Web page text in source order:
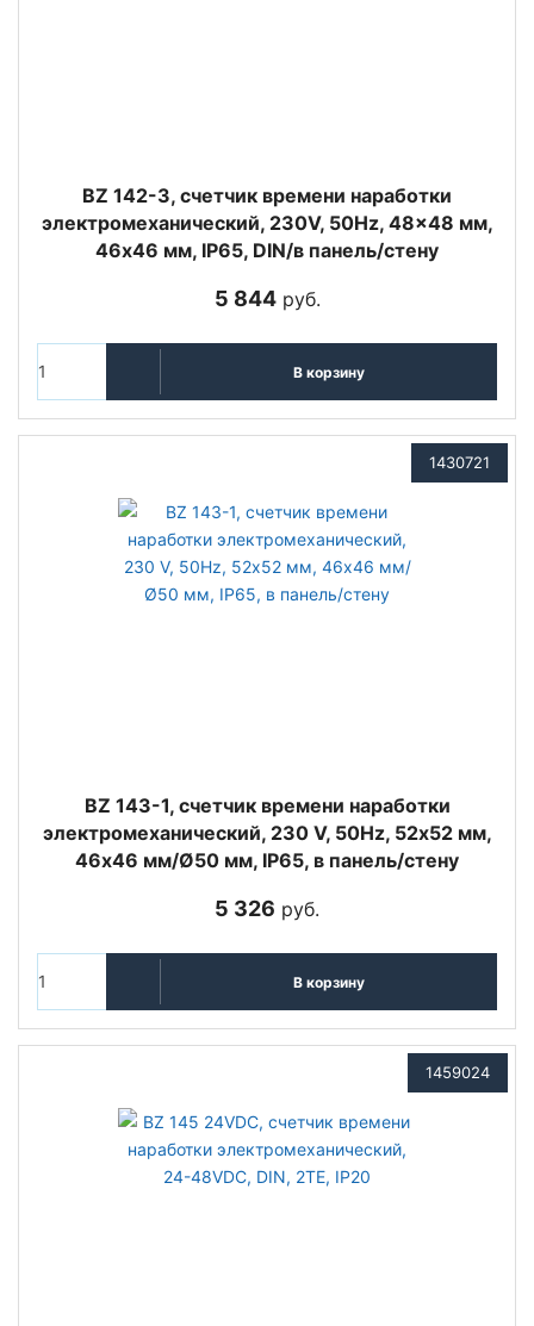
BZ 142-3, счетчик времени наработки
электромеханический, 230V, 50Hz, 48x48 мм,
46х46 мм, IP65, DIN/в панель/стену
5 844руб.
В корзину
1430721
BZ 143-1, счетчик времени наработки
электромеханический, 230 V, 50Hz, 52х52 мм,
46х46 мм/Ø50 мм, IP65, в панель/стену
5 326 руб.
В корзину
1459024